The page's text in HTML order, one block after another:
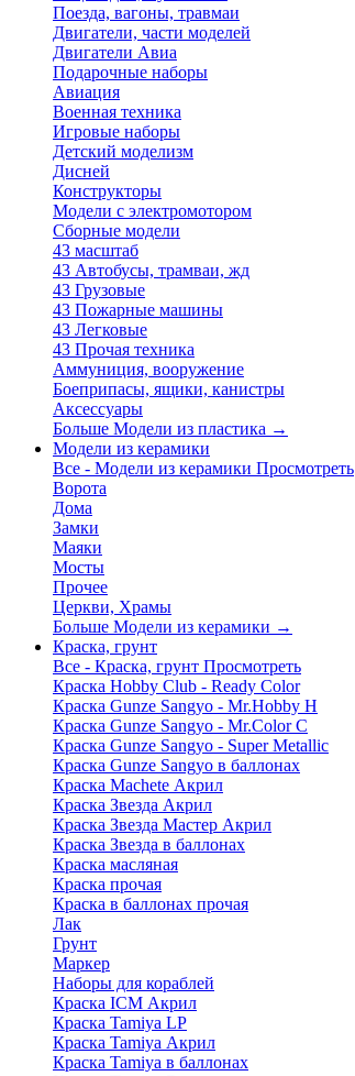
Поезда, вагоны, травмаи
Двигатели, части моделей
Двигатели Авиа
Подарочные наборы
Авиация
Военная техника
Игровые наборы
Детский моделизм
Дисней
Конструкторы
Модели с электромотором
Сборные модели
43 масштаб
43 Автобусы, трамваи, жд
43 Грузовые
43 Пожарные машины
43 Легковые
43 Прочая техника
Аммуниция, вооружение
Боеприпасы, ящики, канистры
Аксессуары
Больше Модели из пластика →
Модели из керамики
Все - Модели из керамики Просмотреть
Ворота
Дома
Замки
Маяки
Мосты
Прочее
Церкви, Храмы
Больше Модели из керамики →
Краска, грунт
Все - Краска, грунт Просмотреть
Краска Hobby Club - Ready Color
Краска Gunze Sangyo - Mr.Hobby H
Краска Gunze Sangyo - Mr.Color C
Краска Gunze Sangyo - Super Metallic
Краска Gunze Sangyo в баллонах
Краска Machete Акрил
Краска Звезда Акрил
Краска Звезда Мастер Акрил
Краска Звезда в баллонах
Краска масляная
Краска прочая
Краска в баллонах прочая
Лак
Грунт
Маркер
Наборы для кораблей
Краска ICM Акрил
Краска Tamiya LP
Краска Tamiya Акрил
Краска Tamiya в баллонах